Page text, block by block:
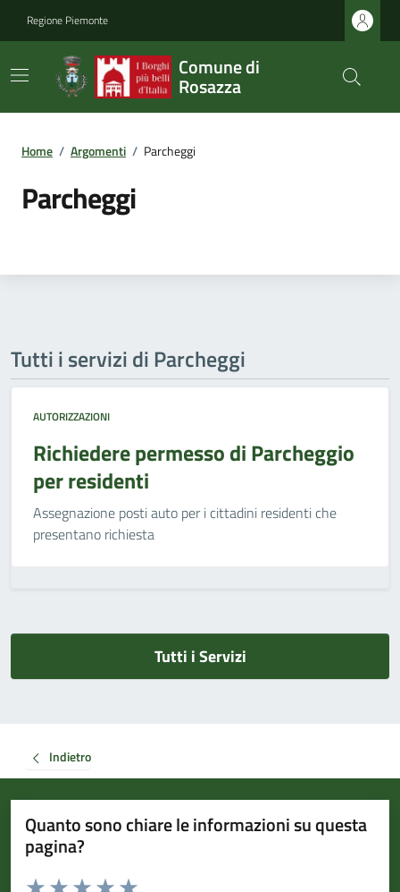
Regione Piemonte
Comune di
Rosazza
Home / Argomenti / Parcheggi
Parcheggi
Tutti i servizi di Parcheggi
AUTORIZZAZIONI
Richiedere permesso di Parcheggio
per residenti
Assegnazione posti auto per i cittadini residenti che
presentano richiesta
Tutti i Servizi
Indietro
Quanto sono chiare le informazioni su questa
pagina?
Valuta da 1 a 5 stelle la pagina